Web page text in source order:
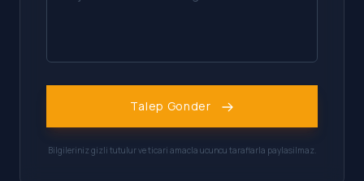
Talep Gonder
Bilgileriniz gizli tutulur ve ticari amacla ucuncu taraflarla paylasilmaz.